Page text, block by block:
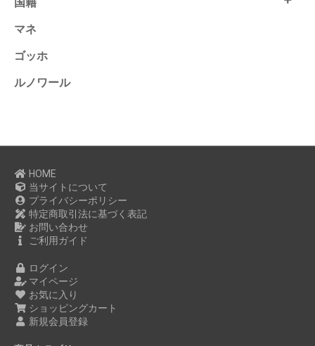
マネ
ゴッホ
ルノワール
HOME
当サイトについて
プライバシーポリシー
特定商取引法に基づく表記
お問い合わせ
ご利用ガイド
ログイン
マイページ
お気に入り
ショッピングカート
新規会員登録